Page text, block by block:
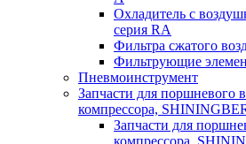
Охладитель с
серия RA
Фильтра сжатого
Фильтрующие
Пневмоинструмент
Запчасти для поршневого
компрессора,
Запчасти для
компрессора,